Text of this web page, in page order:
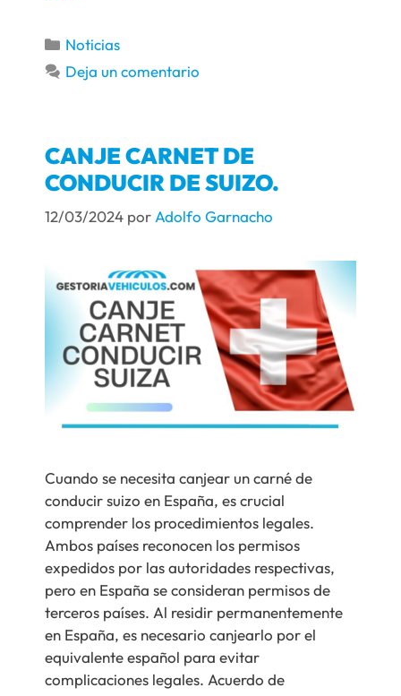
Noticias
Deja un comentario
CANJE CARNET DE
CONDUCIR DE SUIZO.
12/03/2024 porAdolfo Garnacho
Cuando se necesita canjear un carné de
conducir suizo en España, es crucial
comprender los procedimientos legales.
Ambos países reconocen los permisos
expedidos por las autoridades respectivas,
pero en España se consideran permisos de
terceros países. Al residir permanentemente
en España, es necesario canjearlo por el
equivalente español para evitar
complicaciones legales. Acuerdo de